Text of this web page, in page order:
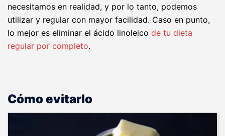
necesitamos en realidad, y por lo tanto, podemos
utilizar y regular con mayor facilidad. Caso en punto,
lo mejor es eliminar el ácido linoleico de tu dieta
regular por completo.
Cómo evitarlo